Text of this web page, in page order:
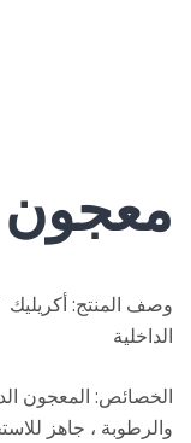
معجون
وصف المنتج: أكريليك
الداخلية
الخصائص: المعجون
والرطوبة ، جاهز